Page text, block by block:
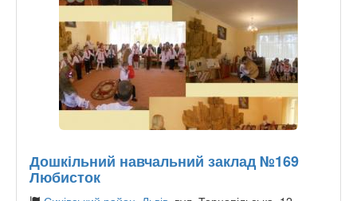
Дошкільний навчальний заклад №169
Любисток